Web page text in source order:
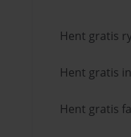
Hent gratis
Hent gratis
Hent gratis